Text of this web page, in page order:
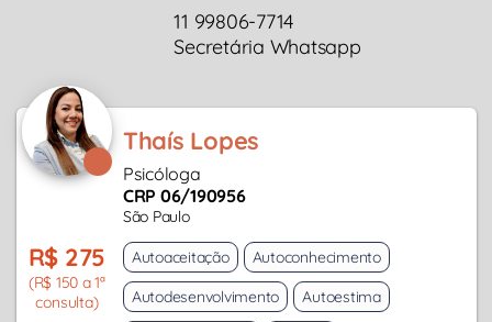
11 99806-7714
Secretária Whatsapp
Thaís Lopes
Psicóloga
CRP 06/190956
São Paulo
R$ 275
(R$ 150 a 1ª
consulta)
Autoaceitação
Autoconhecimento
Autodesenvolvimento
Autoestima